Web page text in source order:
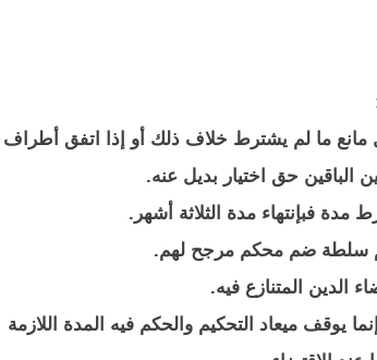
مانع ما لم يشترط خلاف ذلك أو إذا اتفق أطراف
الباقين حق اختيار بديل عنه.
يوقف ميعاد التحكيم والحكم فيه المدة اللازمة